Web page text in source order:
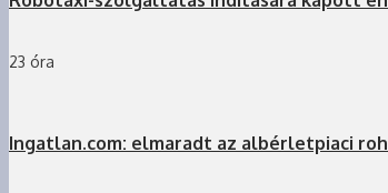
23 óra
Ingatlan.com: elmaradt az albérletpiaci